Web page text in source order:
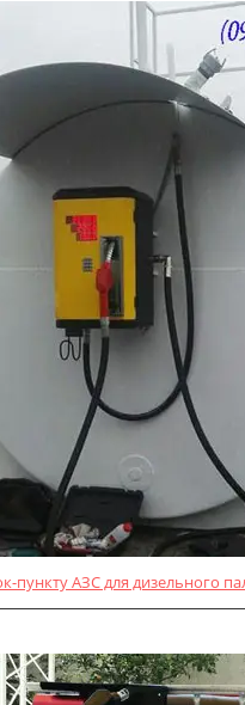
пункту АЗС для дизельного